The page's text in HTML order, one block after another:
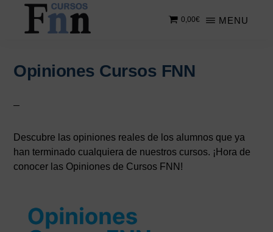
Saltar
contenido
Saltar
lateral
principal
cursos
MENU
0,00€
Opiniones Cursos FNN
Descubre las opiniones reales de los alumnos que ya
han terminado cualquiera de nuestros cursos. ¡Hora de
conocer las Opiniones de Cursos FNN!